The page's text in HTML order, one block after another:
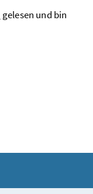
gelesen und bin